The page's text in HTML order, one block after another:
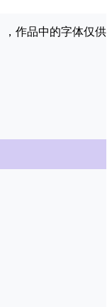
作品中的字体仅供